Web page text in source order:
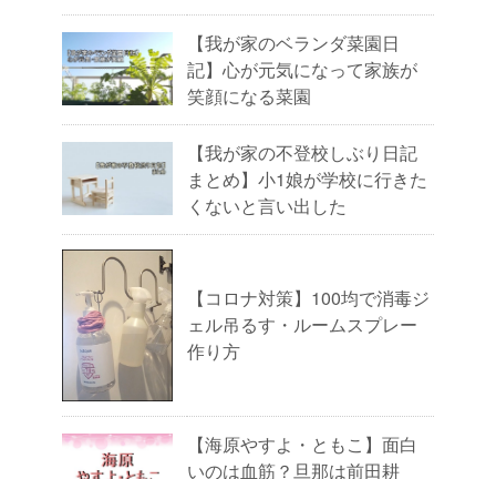
【我が家のベランダ菜園日
記】心が元気になって家族が
笑顔になる菜園
【我が家の不登校しぶり日記
まとめ】小1娘が学校に行きた
くないと言い出した
【コロナ対策】100均で消毒ジ
ェル吊るす・ルームスプレー
作り方
【海原やすよ・ともこ】面白
いのは血筋？旦那は前田耕